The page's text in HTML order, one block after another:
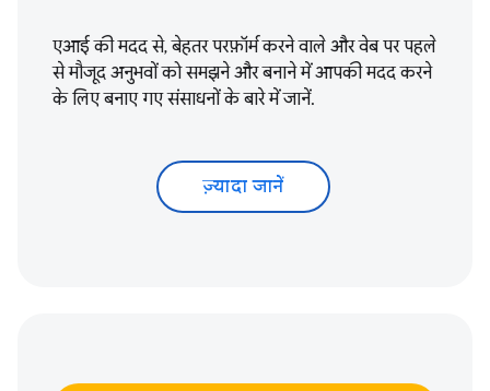
एआई की मदद से, बेहतर परफ़ॉर्म करने वाले और वेब पर पहले
से मौजूद अनुभवों को समझने और बनाने में आपकी मदद करने
के लिए बनाए गए संसाधनों के बारे में जानें.
ज़्यादा जानें